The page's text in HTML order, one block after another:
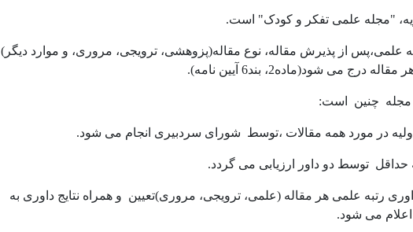
علمی،پس از پذیرش مقاله، نوع مقاله(پزوهشی، ترویجی، مروری، و موارد دیگر)
درج می شود(ماده2، بند6 آیین نامه).
در مورد همه مقالات ،توسط شورای سردبیری انجام می شود.
توسط دو داور ارزیابی می گردد.
رتبه علمی هر مقاله (علمی، ترویجی، مروری)تعیین و همراه نتایج داوری به
اعلام می شود.